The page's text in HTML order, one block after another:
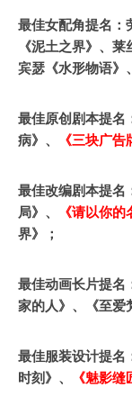
最佳女配角提名：
《泥土之界》、
宾瑟《水形物语》、
最佳原创剧本提名
病》、
《三块广告
最佳改编剧本提名
局》、
《请以你的
界》；
最佳动画长片提名
家的人》、《至爱
最佳服装设计提名
时刻》、
《魅影缝